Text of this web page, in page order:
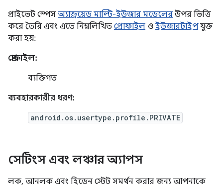
প্রাইভেট স্পেস অ্যান্ড্রয়েড মাল্টি-ইউজার মডেলের উপর ভিত্তি
করে তৈরি এবং এতে নিম্নলিখিত প্রোফাইল ও ইউজারটাইপযুক্ত
করা হয়:
প্রোফাইল:
ব্যক্তিগত
ব্যবহারকারীর ধরণ:
android.os.usertype.profile.PRIVATE
সেটিংস এবং লঞ্চার অ্যাপস
লক, আনলক এবং হিডেন স্টেট সমর্থন করার জন্য আপনাকে